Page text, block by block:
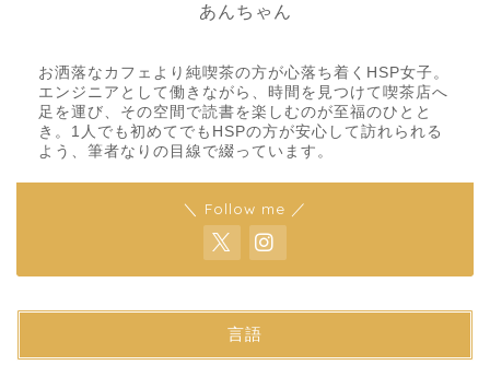
あんちゃん
お洒落なカフェより純喫茶の方が心落ち着くHSP女子。
エンジニアとして働きながら、時間を見つけて喫茶店へ
足を運び、その空間で読書を楽しむのが至福のひとと
き。1人でも初めてでもHSPの方が安心して訪れられる
よう、筆者なりの目線で綴っています。
＼ Follow me ／
言語